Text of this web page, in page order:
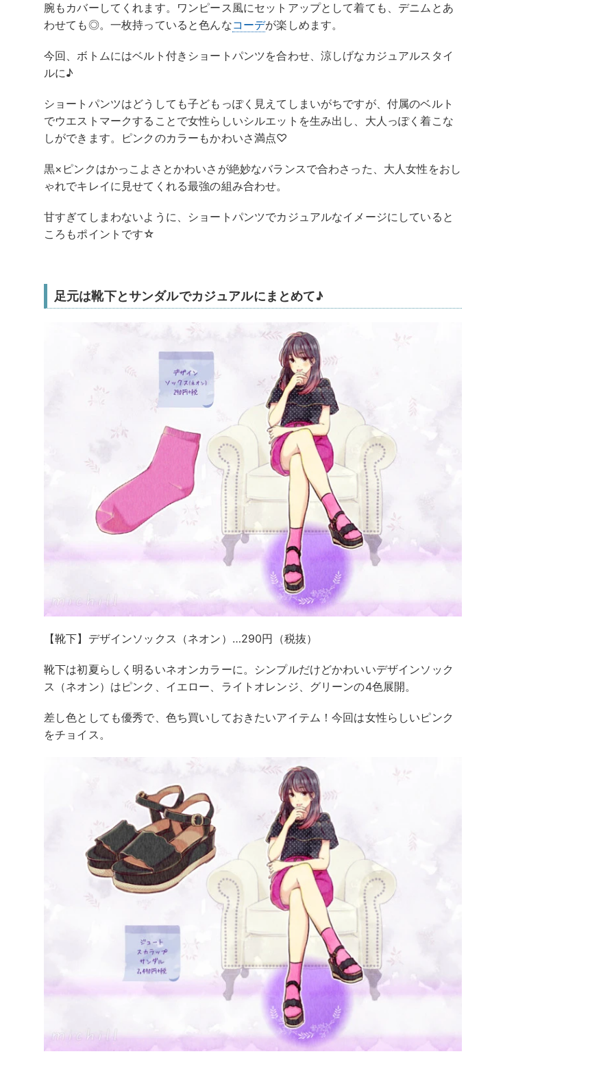
腕もカバーしてくれます。ワンピース風にセットアップとして着ても、デニムとあ
わせても◎。一枚持っていると色んなコーデが楽しめます。
今回、ボトムにはベルト付きショートパンツを合わせ、涼しげなカジュアルスタイ
ルに♪
ショートパンツはどうしても子どもっぽく見えてしまいがちですが、付属のベルト
でウエストマークすることで女性らしいシルエットを生み出し、大人っぽく着こな
しができます。ピンクのカラーもかわいさ満点♡
黒×ピンクはかっこよさとかわいさが絶妙なバランスで合わさった、大人女性をおし
ゃれでキレイに見せてくれる最強の組み合わせ。
甘すぎてしまわないように、ショートパンツでカジュアルなイメージにしていると
ころもポイントです☆
足元は靴下とサンダルでカジュアルにまとめて♪
【靴下】デザインソックス（ネオン）…290円（税抜）
靴下は初夏らしく明るいネオンカラーに。シンプルだけどかわいいデザインソック
ス（ネオン）はピンク、イエロー、ライトオレンジ、グリーンの4色展開。
差し色としても優秀で、色ち買いしておきたいアイテム！今回は女性らしいピンク
をチョイス。